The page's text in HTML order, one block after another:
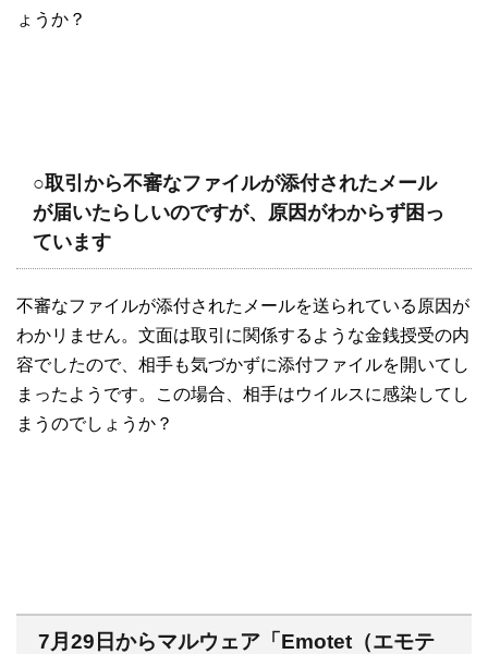
ょうか？
○取引から不審なファイルが添付されたメール
が届いたらしいのですが、原因がわからず困っ
ています
不審なファイルが添付されたメールを送られている原因が
わかリません。文面は取引に関係するような金銭授受の内
容でしたので、相手も気づかずに添付ファイルを開いてし
まったようです。この場合、相手はウイルスに感染してし
まうのでしょうか？
7月29日からマルウェア「Emotet（エモテ